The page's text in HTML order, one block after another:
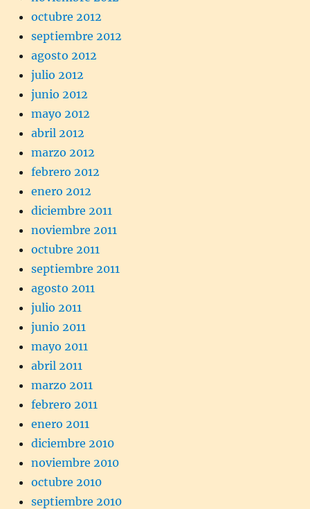
octubre 2012
septiembre 2012
agosto 2012
julio 2012
junio 2012
mayo 2012
abril 2012
marzo 2012
febrero 2012
enero 2012
diciembre 2011
noviembre 2011
octubre 2011
septiembre 2011
agosto 2011
julio 2011
junio 2011
mayo 2011
abril 2011
marzo 2011
febrero 2011
enero 2011
diciembre 2010
noviembre 2010
octubre 2010
septiembre 2010